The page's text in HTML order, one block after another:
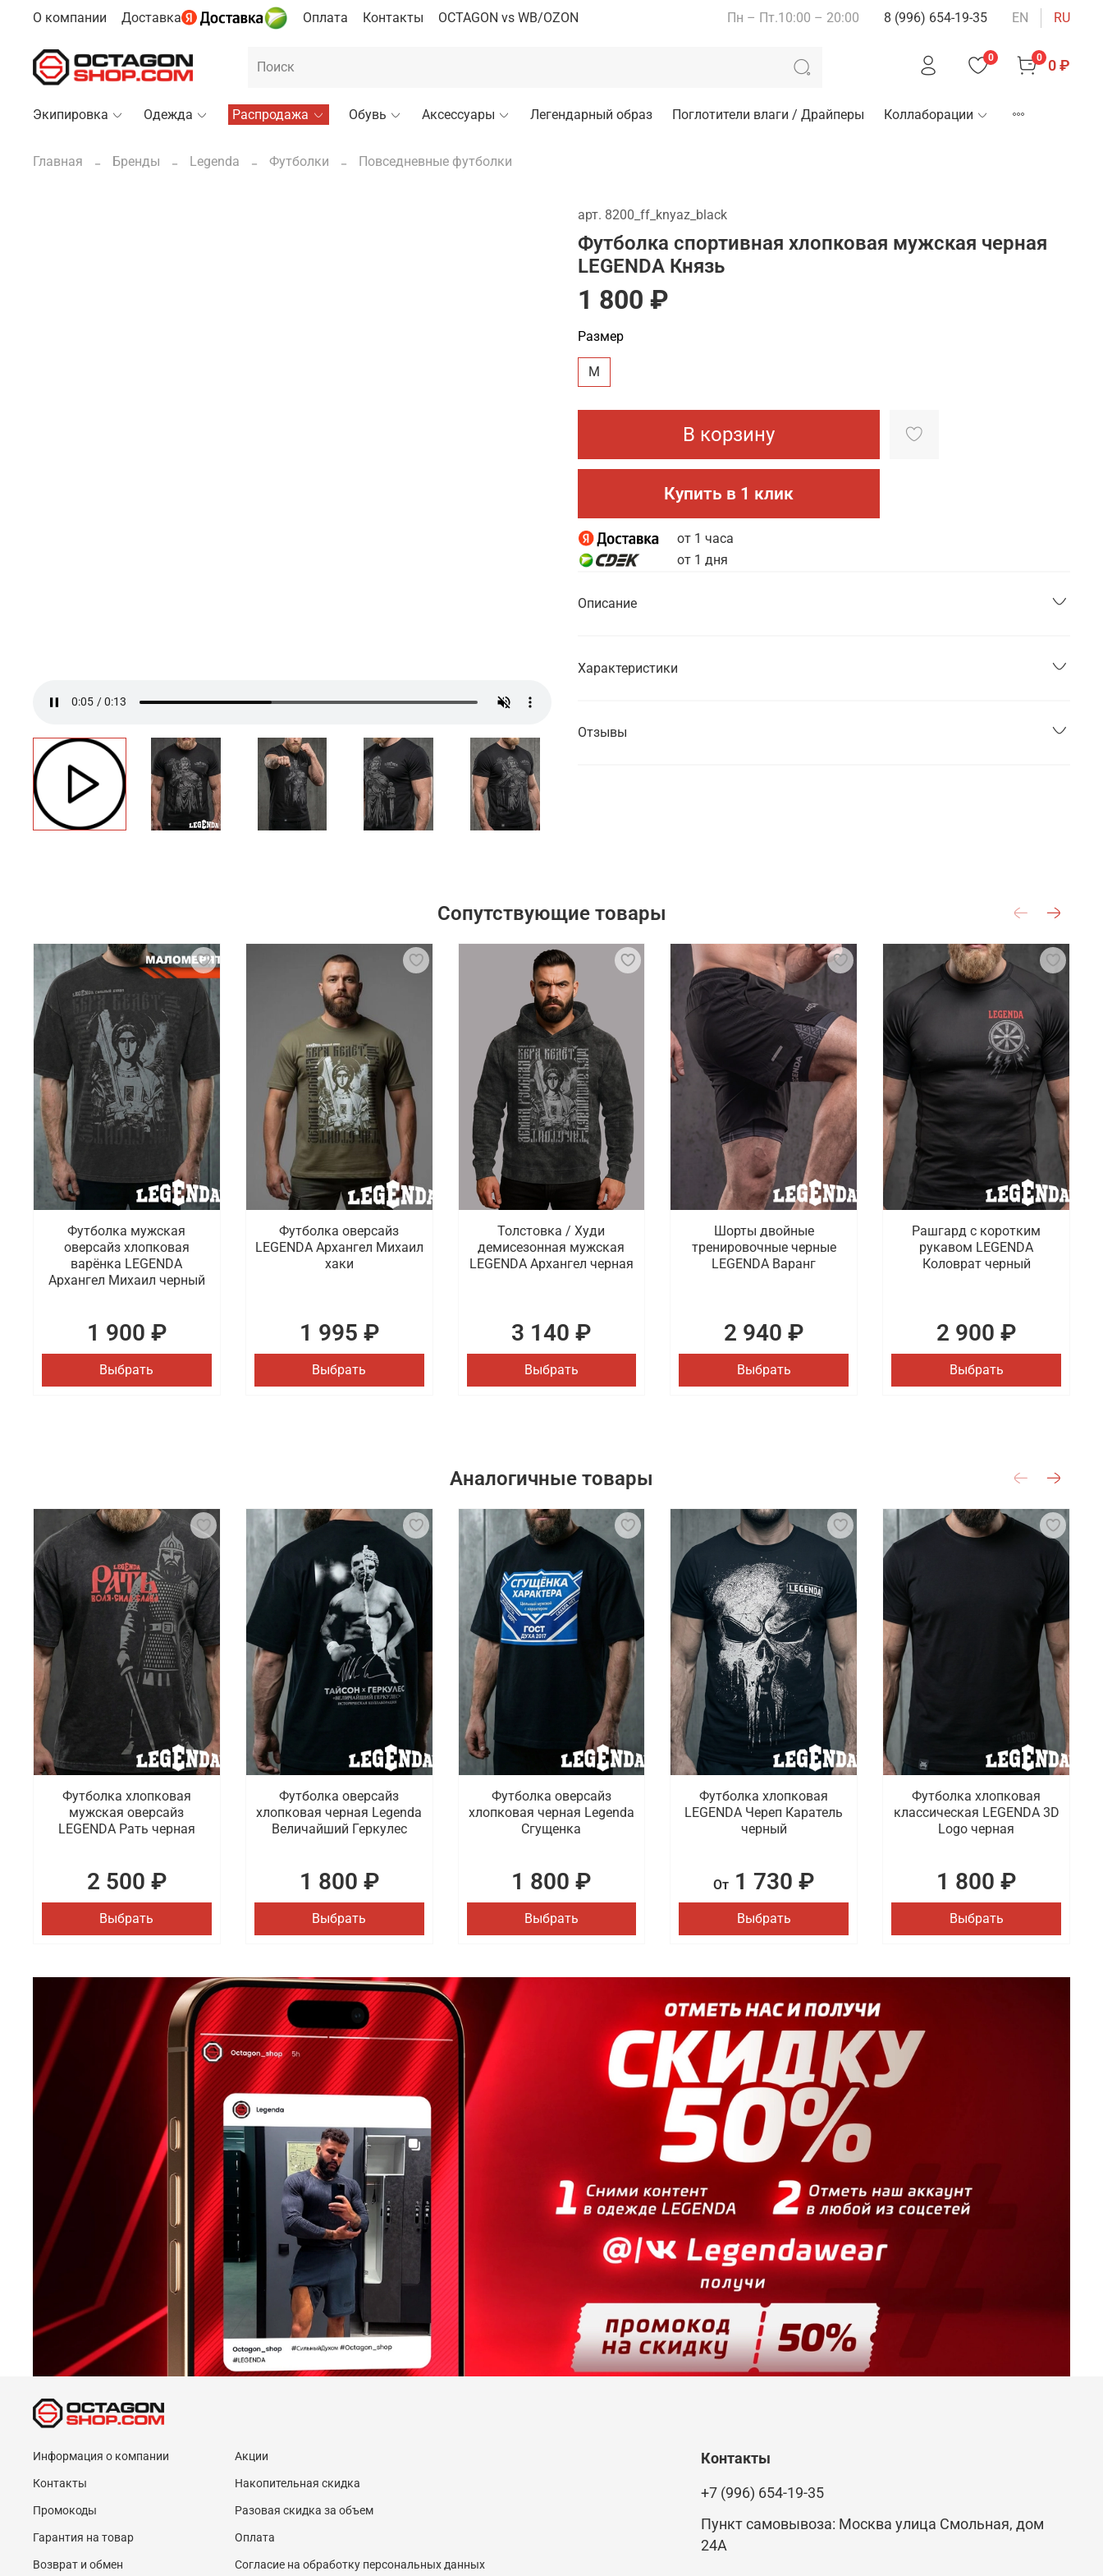
О компании Доставка Оплата Контакты OCTAGON vs WB/OZON Пн – Пт.10:00 – 20:00 8 (996) 654-19-35 EN RU
0 0 0 ₽
Экипировка Одежда Распродажа Обувь Аксессуары Легендарный образ Поглотители влаги / Драйперы Коллаборации
Главная Бренды Legenda Футболки Повседневные футболки
арт. 8200_ff_knyaz_black
Футболка спортивная хлопковая мужская черная
LEGENDA Князь
1 800 ₽
В корзину
Купить в 1 клик
от 1 часа
от 1 дня
Размер
M
Описание
Характеристики
Отзывы
Сопутствующие товары
Футболка мужская
оверсайз хлопковая
варёнка LEGENDA
Архангел Михаил черный
1 900 ₽
Выбрать
Футболка оверсайз
LEGENDA Архангел Михаил
хаки
1 995 ₽
Выбрать
Толстовка / Худи
демисезонная мужская
LEGENDA Архангел черная
3 140 ₽
Выбрать
Шорты двойные
тренировочные черные
LEGENDA Варанг
2 940 ₽
Выбрать
Рашгард с коротким
рукавом LEGENDA
Коловрат черный
2 900 ₽
Выбрать
Аналогичные товары
Футболка хлопковая
мужская оверсайз
LEGENDA Рать черная
2 500 ₽
Выбрать
Футболка оверсайз
хлопковая черная Legenda
Величайший Геркулес
1 800 ₽
Выбрать
Футболка оверсайз
хлопковая черная Legenda
Сгущенка
1 800 ₽
Выбрать
Футболка хлопковая
LEGENDA Череп Каратель
черный
От 1 730 ₽
Выбрать
Футболка хлопковая
классическая LEGENDA 3D
Logo черная
1 800 ₽
Выбрать
Информация о компании
Контакты
Промокоды
Гарантия на товар
Возврат и обмен
Акции
Накопительная скидка
Разовая скидка за объем
Оплата
Согласие на обработку персональных данных
Контакты
+7 (996) 654-19-35
Пункт самовывоза: Москва улица Смольная, дом
24А